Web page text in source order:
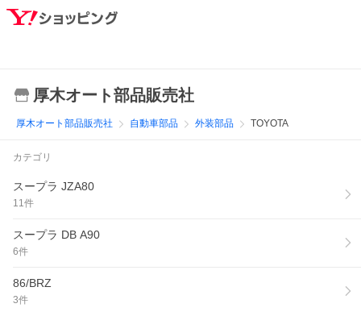
厚木オート部品販売社
厚木オート部品販売社 自動車部品 外装部品 TOYOTA
カテゴリ
スープラ JZA80
11件
スープラ DB A90
6件
86/BRZ
3件